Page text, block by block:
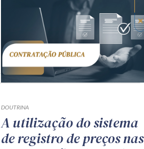
DOUTRINA
A utilização do sistema
de registro de preços nas